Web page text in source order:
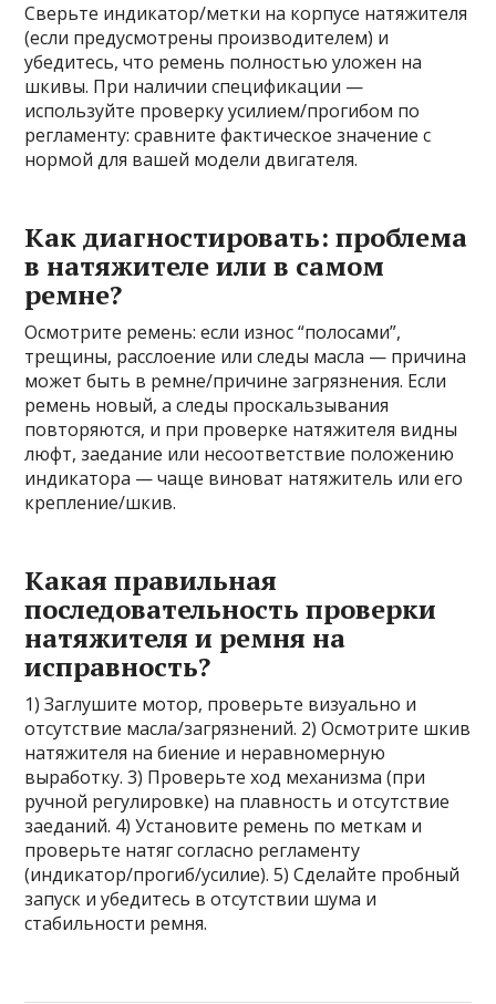
Сверьте индикатор/метки на корпусе натяжителя
(если предусмотрены производителем) и
убедитесь, что ремень полностью уложен на
шкивы. При наличии спецификации —
используйте проверку усилием/прогибом по
регламенту: сравните фактическое значение с
нормой для вашей модели двигателя.
Как диагностировать: проблема
в натяжителе или в самом
ремне?
Осмотрите ремень: если износ “полосами”,
трещины, расслоение или следы масла — причина
может быть в ремне/причине загрязнения. Если
ремень новый, а следы проскальзывания
повторяются, и при проверке натяжителя видны
люфт, заедание или несоответствие положению
индикатора — чаще виноват натяжитель или его
крепление/шкив.
Какая правильная
последовательность проверки
натяжителя и ремня на
исправность?
1) Заглушите мотор, проверьте визуально и
отсутствие масла/загрязнений. 2) Осмотрите шкив
натяжителя на биение и неравномерную
выработку. 3) Проверьте ход механизма (при
ручной регулировке) на плавность и отсутствие
заеданий. 4) Установите ремень по меткам и
проверьте натяг согласно регламенту
(индикатор/прогиб/усилие). 5) Сделайте пробный
запуск и убедитесь в отсутствии шума и
стабильности ремня.